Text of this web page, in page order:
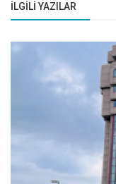
İLGILI YAZILAR